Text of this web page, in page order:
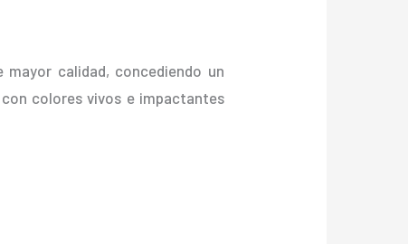
calidad, concediendo un
colores vivos e impactantes